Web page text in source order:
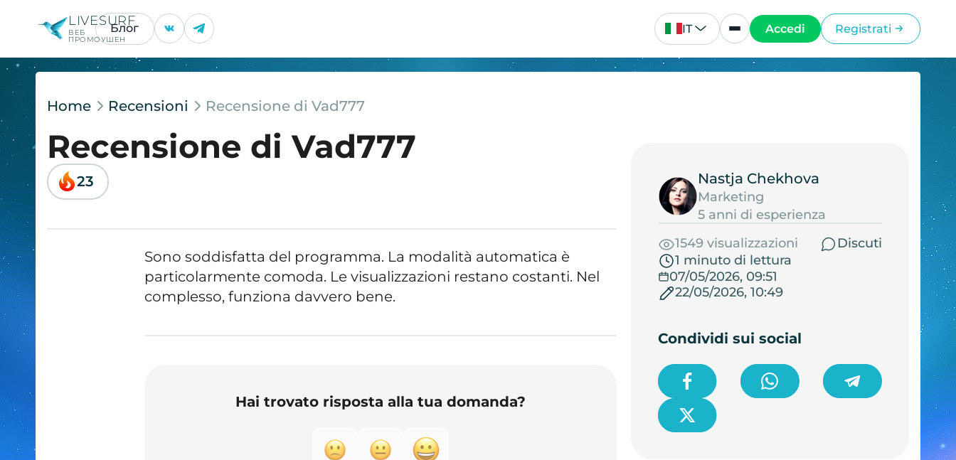
LIVESURF
ВЕБ
ПРОМОУШЕН
Блог IT Accedi Registrati
Home Recensioni Recensione di Vad777
Recensione di Vad777
23
Sono soddisfatta del programma. La modalità automatica è
particolarmente comoda. Le visualizzazioni restano costanti. Nel
complesso, funziona davvero bene.
Hai trovato risposta alla tua domanda?
Nastja Chekhova
Marketing
5 anni di esperienza
1549 visualizzazioni
Discuti
1 minuto di lettura
07/05/2026, 09:51
22/05/2026, 10:49
Condividi sui social